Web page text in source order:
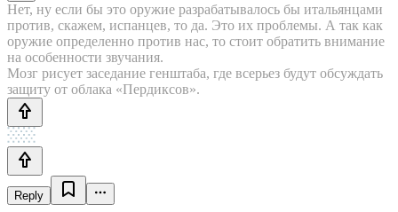
Нет, ну если бы это оружие разрабатывалось бы итальянцами
против, скажем, испанцев, то да. Это их проблемы. А так как
оружие определенно против нас, то стоит обратить внимание
на особенности звучания.
Мозг рисует заседание генштаба, где всерьез будут обсуждать
защиту от облака «Пердиксов».
Reply